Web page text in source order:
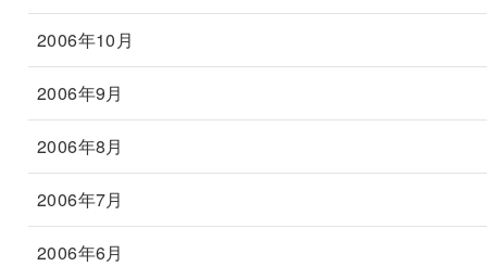
2006年10月
2006年9月
2006年8月
2006年7月
2006年6月